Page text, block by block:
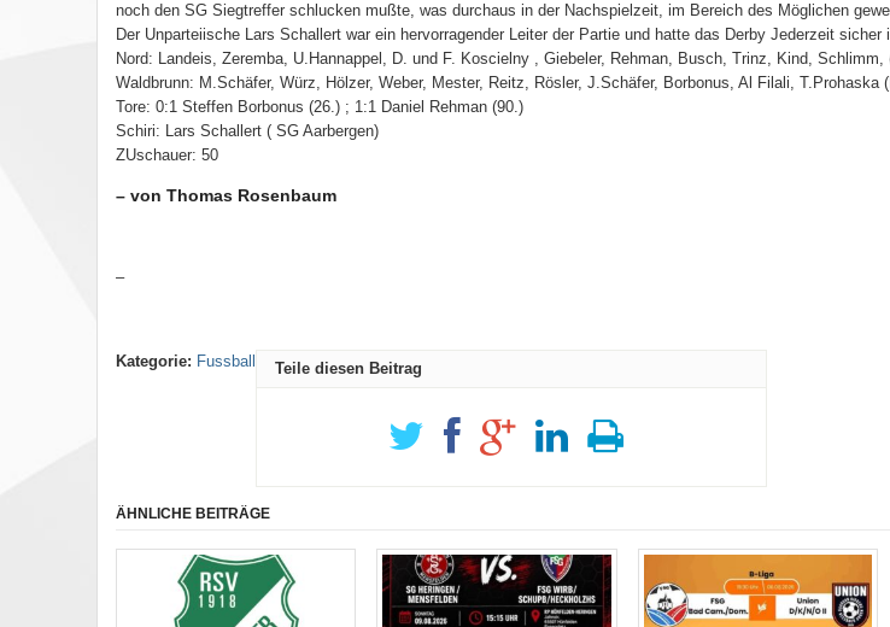
noch den SG Siegtreffer schlucken mußte, was durchaus in der Nachspielzeit, im Bereich des Möglichen
Der Unparteiische Lars Schallert war ein hervorragender Leiter der Partie und hatte das Derby Jederzeit sicher
Nord: Landeis, Zeremba, U.Hannappel, D. und F. Koscielny , Giebeler, Rehman, Busch, Trinz, Kind,
Waldbrunn: M.Schäfer, Würz, Hölzer, Weber, Mester, Reitz, Rösler, J.Schäfer, Borbonus, Al Filali, T.Prohaska
Tore: 0:1 Steffen Borbonus (26.) ; 1:1 Daniel Rehman (90.)
Schiri: Lars Schallert ( SG Aarbergen)
ZUschauer: 50
– von Thomas Rosenbaum
–
Kategorie: Fussball Teile diesen Beitrag
ÄHNLICHE BEITRÄGE